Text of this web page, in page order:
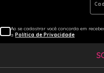
Ao se cadastrar você concorda em
aPolítica de Privacidade